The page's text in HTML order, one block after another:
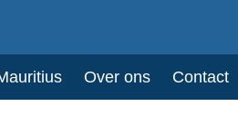
Over ons Contact